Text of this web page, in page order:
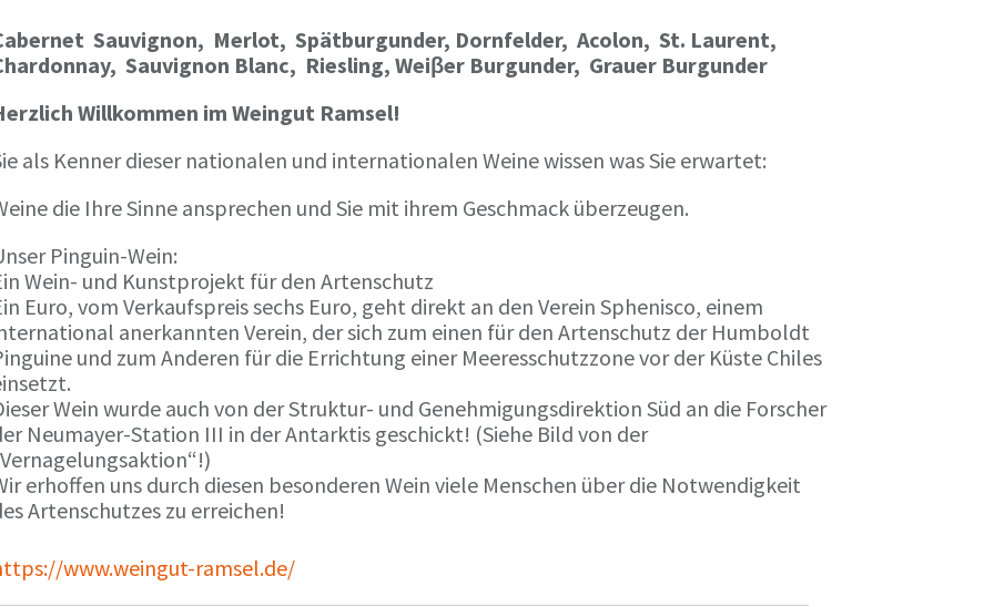
Sauvignon, Merlot, Spätburgunder, Dornfelder, Acolon, St. Laurent,
Sauvignon Blanc, Riesling, Weiβer Burgunder, Grauer Burgunder
Willkommen im Weingut Ramsel!
als Kenner dieser nationalen und internationalen Weine wissen was Sie erwartet:
die Ihre Sinne ansprechen und Sie mit ihrem Geschmack überzeugen.
Pinguin-Wein:
Wein- und Kunstprojekt für den Artenschutz
Euro, vom Verkaufspreis sechs Euro, geht direkt an den Verein Sphenisco, einem
anerkannten Verein, der sich zum einen für den Artenschutz der Humboldt
und zum Anderen für die Errichtung einer Meeresschutzzone vor der Küste Chiles
Wein wurde auch von der Struktur- und Genehmigungsdirektion Süd an die Forscher
Neumayer-Station III in der Antarktis geschickt! (Siehe Bild von der
erhoffen uns durch diesen besonderen Wein viele Menschen über die Notwendigkeit
Artenschutzes zu erreichen!
www.weingut-ramsel.de/